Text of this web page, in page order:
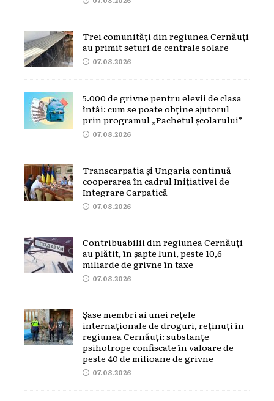
Trei comunități din regiunea Cernăuți
au primit seturi de centrale solare
07.08.2026
5.000 de grivne pentru elevii de clasa
întâi: cum se poate obține ajutorul
prin programul „Pachetul școlarului”
07.08.2026
Transcarpatia și Ungaria continuă
cooperarea în cadrul Inițiativei de
Integrare Carpatică
07.08.2026
Contribuabilii din regiunea Cernăuți
au plătit, în șapte luni, peste 10,6
miliarde de grivne în taxe
07.08.2026
Șase membri ai unei rețele
internaționale de droguri, reținuți în
regiunea Cernăuți: substanțe
psihotrope confiscate în valoare de
peste 40 de milioane de grivne
07.08.2026